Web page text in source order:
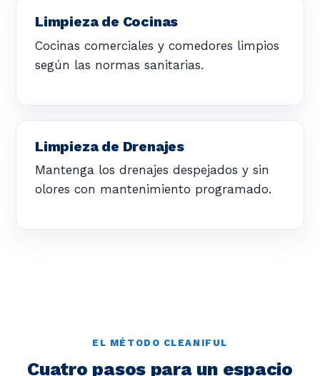
Limpieza de Cocinas
Cocinas comerciales y comedores limpios
según las normas sanitarias.
Limpieza de Drenajes
Mantenga los drenajes despejados y sin
olores con mantenimiento programado.
EL MÉTODO CLEANIFUL
Cuatro pasos para un espacio